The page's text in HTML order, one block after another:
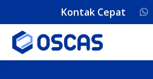
Kontak Cepat